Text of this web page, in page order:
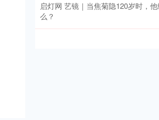
启灯网 艺镜｜当焦菊隐120岁时，
么？